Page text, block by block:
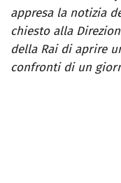
appresa la notizia
chiesto alla
della Rai di aprire
confronti di un